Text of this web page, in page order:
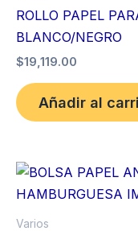
ROLLO PAPEL
BLANCO/NEGRO
$19,119.00
Añadir al
Varios